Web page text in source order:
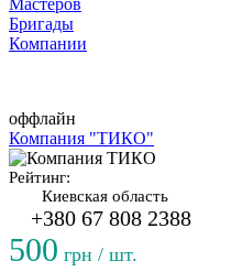
Мастеров
Бригады
Компании
оффлайн
Компания "ТИКО"
Рейтинг:
Киевская область
+380 67 808 2388
500 грн / шт.